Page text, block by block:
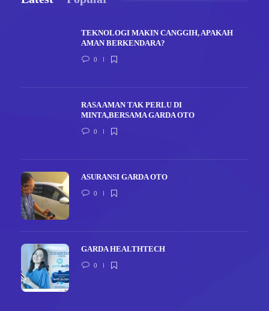
TEKNOLOGI MAKIN CANGGIH, APAKAH
AMAN BERKENDARA?
0
RASA AMAN TAK PERLU DI
MINTA,BERSAMA GARDA OTO
0
ASURANSI GARDA OTO
0
GARDA HEALTHTECH
0